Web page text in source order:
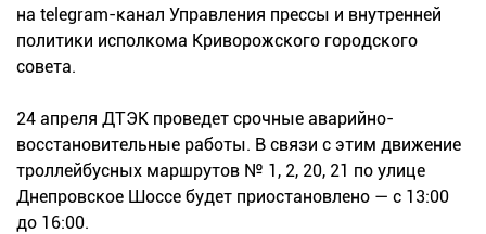
на telegram-канал Управления прессы и внутренней
политики исполкома Криворожского городского
совета.
24 апреля ДТЭК проведет срочные аварийно-
восстановительные работы. В связи с этим движение
троллейбусных маршрутов № 1, 2, 20, 21 по улице
Днепровское Шоссе будет приостановлено — с 13:00
до 16:00.